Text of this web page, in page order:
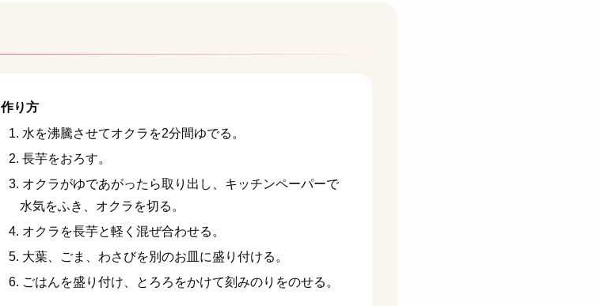
作り方
水を沸騰させてオクラを2分間ゆでる。
長芋をおろす。
オクラがゆであがったら取り出し、キッチンペーパーで
水気をふき、オクラを切る。
オクラを長芋と軽く混ぜ合わせる。
大葉、ごま、わさびを別のお皿に盛り付ける。
ごはんを盛り付け、とろろをかけて刻みのりをのせる。